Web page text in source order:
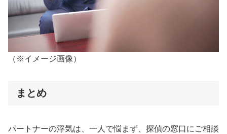
（※イメージ画像）
まとめ
パートナーの浮気は、一人で悩まず、探偵の窓口にご相談